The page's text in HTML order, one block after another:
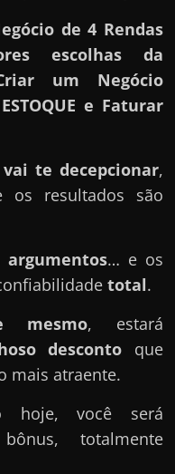
de 4 Rendas
escolhas da
um Negócio
e Faturar
te decepcionar,
resultados são
… e os
total.
mesmo, estará
desconto que
mais atraente.
hoje, você será
totalmente